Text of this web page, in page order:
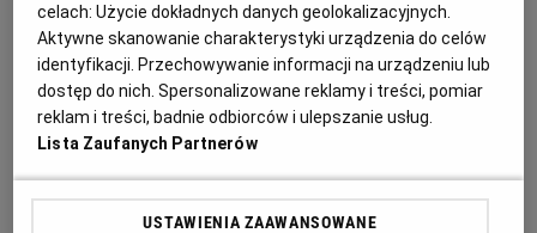
SOSNOWIEC
SZCZECIN
Gdzie kupić płatki drożdżowe?
W supermarketach, sklepach ze zdrową żywnością, w
celach:Użycie dokładnych danych geolokalizacyjnych.
Aktywne skanowanie charakterystyki urządzenia do celów
identyfikacji. Przechowywanie informacji na urządzeniu lub
dostęp do nich. Spersonalizowane reklamy i treści, pomiar
reklam i treści, badnie odbiorców i ulepszanie usług.
Lista Zaufanych Partnerów
USTAWIENIA ZAAWANSOWANE